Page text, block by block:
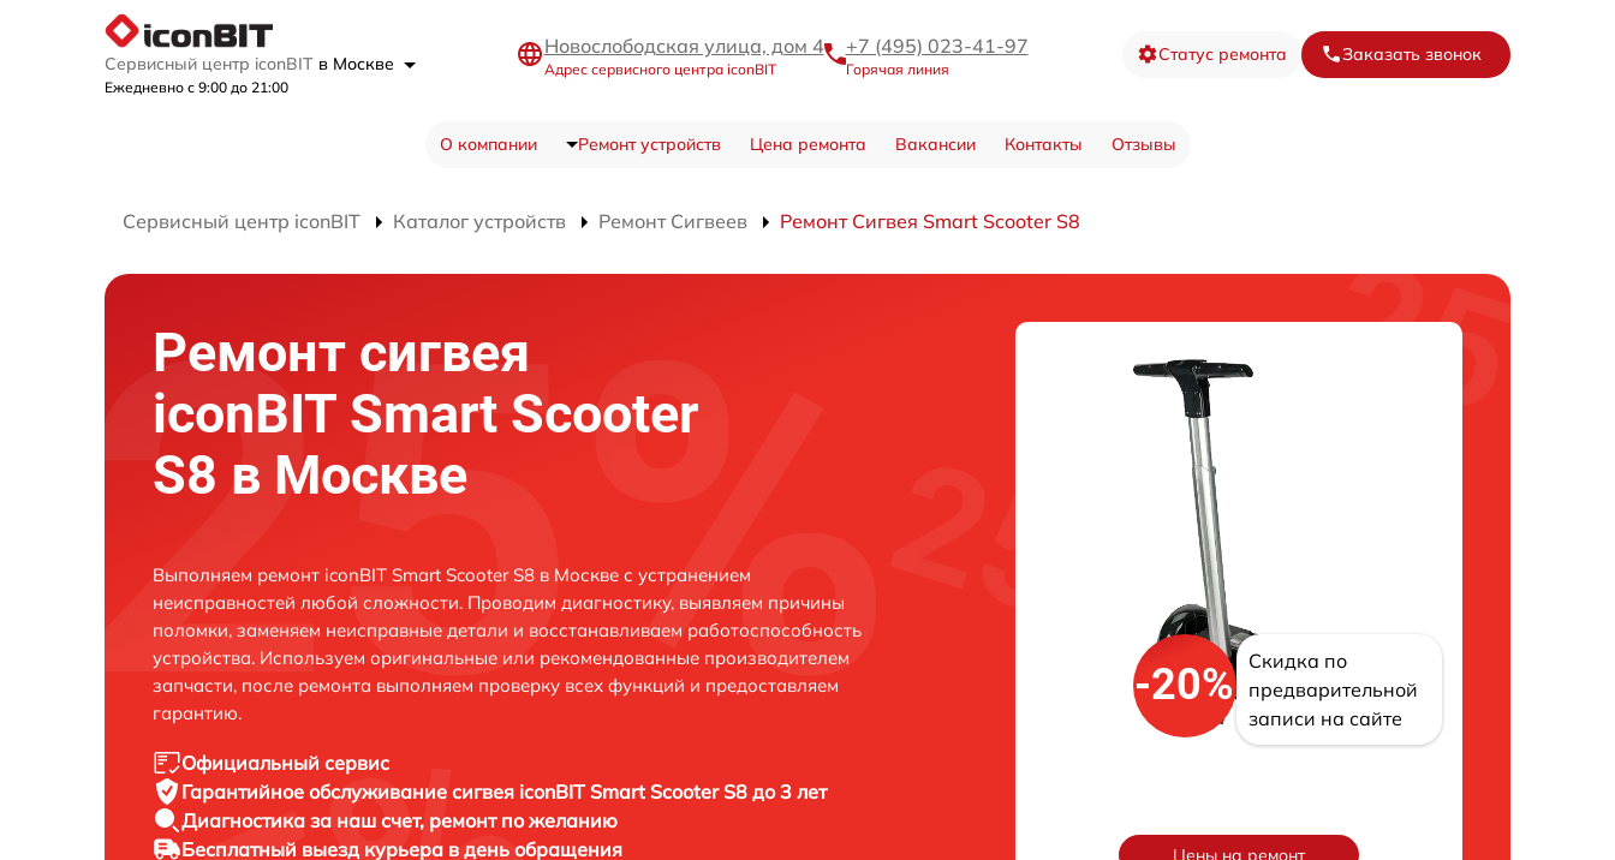
Сервисный центр iconBIT в Москве
Ежедневно с 9:00 до 21:00
Новослободская улица, дом 4
Адрес сервисного центра iconBIT
+7 (495) 023-41-97
Горячая линия
Статус ремонта Заказать звонок
О компании Ремонт устройств Цена ремонта Вакансии Контакты Отзывы
Сервисный центр iconBIT Каталог устройств Ремонт Сигвеев Ремонт Сигвея Smart Scooter S8
Ремонт сигвея
iconBIT Smart Scooter
S8 в Москве
Выполняем ремонт iconBIT Smart Scooter S8 в Москве с устранением
неисправностей любой сложности. Проводим диагностику, выявляем причины
поломки, заменяем неисправные детали и восстанавливаем работоспособность
устройства. Используем оригинальные или рекомендованные производителем
запчасти, после ремонта выполняем проверку всех функций и предоставляем
гарантию.
Официальный сервис
Гарантийное обслуживание сигвея iconBIT Smart Scooter S8 до 3 лет
Диагностика за наш счет, ремонт по желанию
Бесплатный выезд курьера в день обращения
-20%
Скидка по
предварительной
записи на сайте
Цены на ремонт